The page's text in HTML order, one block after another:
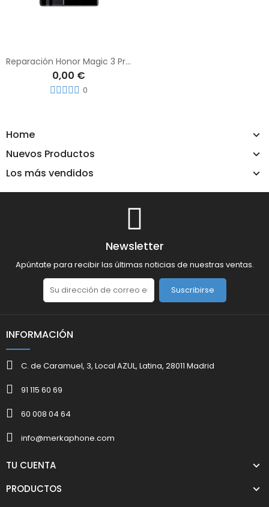
Home
Nuevos Productos
Los más vendidos
Reparación Honor Magic 3 Pro Plus
0,00 €
0
Newsletter
Apúntate para recibir las últimas noticias de nuestras ventas.
Suscribirse
INFORMACIÓN
C. de Caramuel, 3, Local AZUL, Latina, 28011 Madrid
91 115 60 69
60 008 04 64
info@merkaphone.com
TU CUENTA
PRODUCTOS